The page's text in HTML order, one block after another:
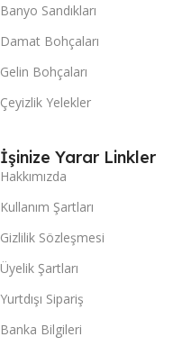
Banyo Sandıkları
Damat Bohçaları
Gelin Bohçaları
Çeyizlik Yelekler
İşinize Yarar Linkler
Hakkımızda
Kullanım Şartları
Gizlilik Sözleşmesi
Üyelik Şartları
Yurtdışı Sipariş
Banka Bilgileri